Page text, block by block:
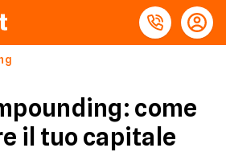
come
il tuo capitale